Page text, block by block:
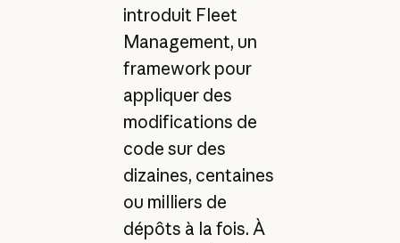
introduit Fleet
Management, un
framework pour
appliquer des
modifications de
code sur des
dizaines, centaines
ou milliers de
dépôts à la fois. À